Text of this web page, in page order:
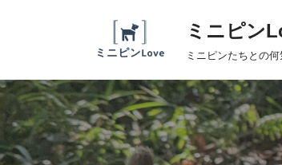
テ
ン
ツ
へ
ミニピン
ミニピンたちとの